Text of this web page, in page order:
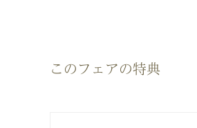
このフェアの特典